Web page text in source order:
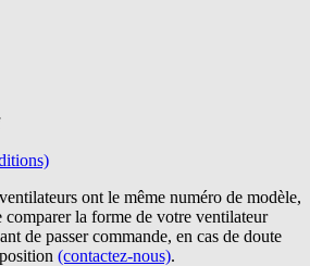
ont le même numéro de modèle,
comparer la forme de votre ventilateur
de passer commande, en cas de doute
(contactez-nous).